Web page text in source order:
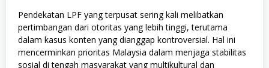
Pendekatan LPF yang terpusat sering kali melibatkan
pertimbangan dari otoritas yang lebih tinggi, terutama
dalam kasus konten yang dianggap kontroversial. Hal ini
mencerminkan prioritas Malaysia dalam menjaga stabilitas
sosial di tengah masyarakat yang multikultural dan